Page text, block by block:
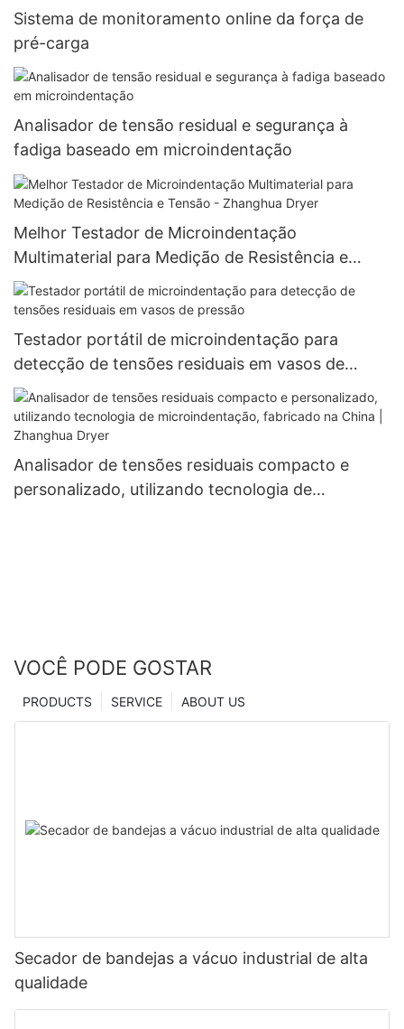
Sistema de monitoramento online da força de
pré-carga
Analisador de tensão residual e segurança à
fadiga baseado em microindentação
Melhor Testador de Microindentação
Multimaterial para Medição de Resistência e
Tensão - Zhanghua Dryer
Testador portátil de microindentação para
detecção de tensões residuais em vasos de
pressão
Analisador de tensões residuais compacto e
personalizado, utilizando tecnologia de
VOCÊ PODE GOSTAR
ABOUT US
SERVICE
PRODUCTS
Secador de bandejas a vácuo industrial de alta
qualidade